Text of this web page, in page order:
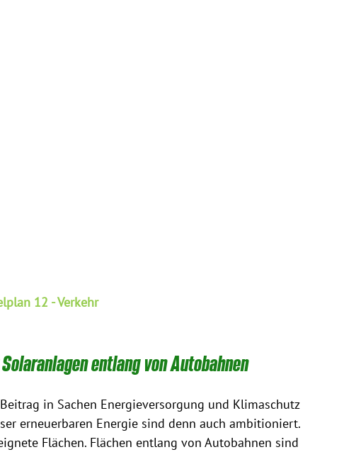
12 - Verkehr
entlang von Autobahnen
in Sachen Energieversorgung und Klimaschutz
erneuerbaren Energie sind denn auch ambitioniert.
Flächen. Flächen entlang von Autobahnen sind